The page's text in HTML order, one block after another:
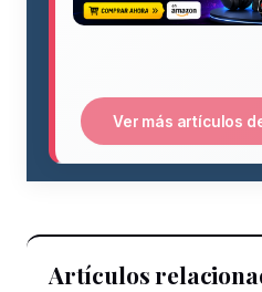
Ver más artículos
Artículos